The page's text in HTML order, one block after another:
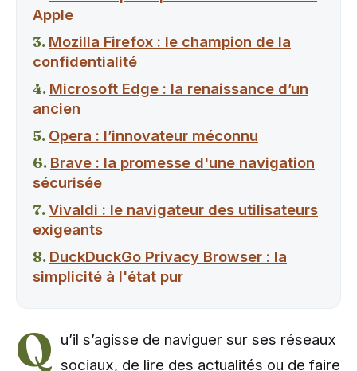
Apple
Mozilla Firefox : le champion de la
confidentialité
Microsoft Edge : la renaissance d’un
ancien
Opera : l’innovateur méconnu
Brave : la promesse d'une navigation
sécurisée
Vivaldi : le navigateur des utilisateurs
exigeants
DuckDuckGo Privacy Browser : la
simplicité à l'état pur
Q u’il s’agisse de naviguer sur ses réseaux
sociaux, de lire des actualités ou de faire